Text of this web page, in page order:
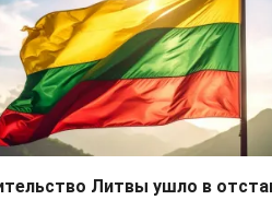
Литвы ушло в